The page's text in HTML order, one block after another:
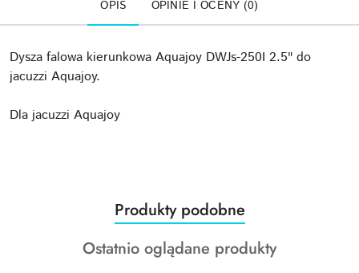
OPIS OPINIE I OCENY (0)
Dysza falowa kierunkowa Aquajoy DWJs-250I 2.5" do
jacuzzi Aquajoy.
Dla jacuzzi Aquajoy
Pomiń karuzelę produktów
Produkty
o
statusie:
Produkty podobne
Produkty
Ostatnio oglądane produkty